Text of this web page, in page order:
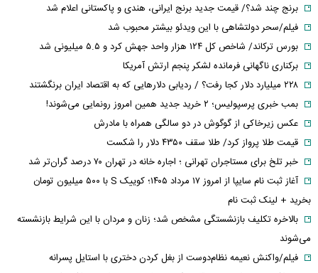
برنج چند شد؟/ قیمت جدید برنج ایرانی، هندی و پاکستانی اعلام شد
فیلم/سحر دولتشاهی با این ویدئو بیشتر محبوب شد
بورس ترکاند/ شاخص کل ۱۲۴ هزار واحد جهش کرد و ۵.۵ میلیونی شد
برکناری ناگهانی فرمانده لشکر پنجم ارتش آمریکا
۲۲۸ میلیارد دلار کجا رفت؟ / ردیابی دلارهایی که به اقتصاد ایران برنگشتند
بمب خبری پرسپولیس؛ ۲ خرید جدید همین امروز رونمایی می‌شوند!
عکس زیرخاکی از گوگوش در دو سالگی همراه با مادرش
قیمت طلا پرواز کرد/ طلا سقف ۴۳۵۰ دلار را شکست
خبر تلخ برای مستاجران تهرانی ؛ اجاره خانه در تهران ۷۰ درصد گران‌تر شد
آغاز ثبت نام سایپا از امروز ۱۷ مرداد ۱۴۰۵؛ کوییک S با ۵۰۰ میلیون تومان
بخرید + لینک ثبت نام
بالاخره تکلیف بازنشستگی مشخص شد؛ زنان و مردان با این شرایط بازنشسته
می‌شوند
فیلم/واکنش نعیمه نظام‌دوست از بغل کردن دختری با استایل پسرانه